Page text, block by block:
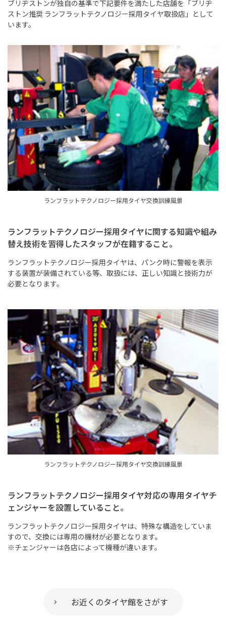
ブリヂストンが独自の基準で下記要件を満たした店舗を「ブリヂ
ストン推奨 ランフラットテクノロジー採用タイヤ取扱店」として
います。
ランフラットテクノロジー採用タイヤ交換訓練風景
ランフラットテクノロジー採用タイヤに関する知識や組み
替え技術を習得したスタッフが在籍すること。
ランフラットテクノロジー採用タイヤは、パンク時に警報を表示
する装置が装備されている等、取扱には、正しい知識と技術力が
必要となります。
ランフラットテクノロジー採用タイヤ交換訓練風景
ランフラットテクノロジー採用タイヤ対応の専用タイヤチ
ェンジャーを設置していること。
ランフラットテクノロジー採用タイヤは、特殊な構造をしていま
すので、交換には専用の機材が必要となります。
※チェンジャーは各店によって機種が違います。
お近くのタイヤ館をさがす